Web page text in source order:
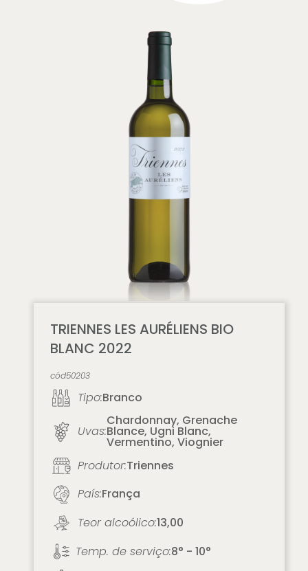
TRIENNES LES AURÉLIENS BIO
BLANC 2022
cód50203
Tipo:Branco
Uvas:
Chardonnay, Grenache
Blance, Ugni Blanc,
Vermentino, Viognier
Produtor:Triennes
País:França
Teor alcoólico:13,00
Temp. de serviço:8° - 10°